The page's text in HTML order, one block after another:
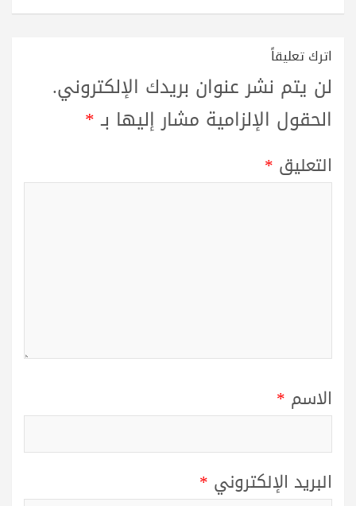
اترك تعليقاً
لن يتم نشر عنوان بريدك الإلكتروني.
الحقول الإلزامية مشار إليها بـ*
التعليق *
الاسم *
البريد الإلكتروني *